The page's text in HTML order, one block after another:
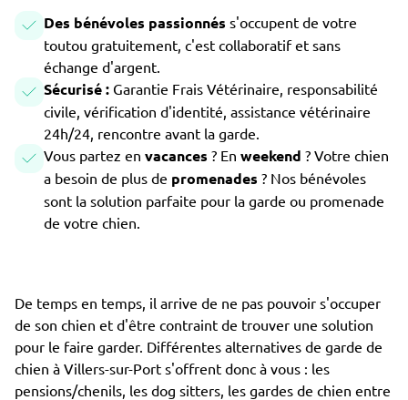
Des bénévoles passionnés s'occupent de votre
toutou gratuitement, c'est collaboratif et sans
échange d'argent.
Sécurisé : Garantie Frais Vétérinaire, responsabilité
civile, vérification d'identité, assistance vétérinaire
24h/24, rencontre avant la garde.
Vous partez en vacances ? En weekend ? Votre chien
a besoin de plus de promenades ? Nos bénévoles
sont la solution parfaite pour la garde ou promenade
de votre chien.
De temps en temps, il arrive de ne pas pouvoir s'occuper
de son chien et d'être contraint de trouver une solution
pour le faire garder. Différentes alternatives de garde de
chien à Villers-sur-Port s'offrent donc à vous : les
pensions/chenils, les dog sitters, les gardes de chien entre